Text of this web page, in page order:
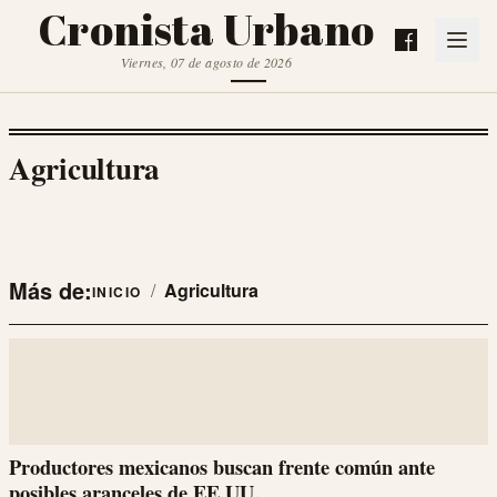
Cronista Urbano
Viernes, 07 de agosto de 2026
Agricultura
Más de:INICIO / Agricultura
Productores mexicanos buscan frente común ante